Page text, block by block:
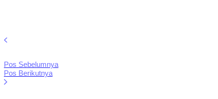
Pos Sebelumnya
Pos Berikutnya